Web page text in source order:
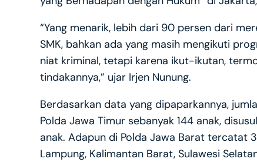
“Yang menarik, lebih dari 90 persen dari
SMK, bahkan ada yang masih mengikuti
niat kriminal, tetapi karena ikut-ikutan,
tindakannya,” ujar Irjen Nunung.
Berdasarkan data yang dipaparkannya,
Polda Jawa Timur sebanyak 144 anak,
anak. Adapun di Polda Jawa Barat tercatat
Lampung, Kalimantan Barat, Sulawesi